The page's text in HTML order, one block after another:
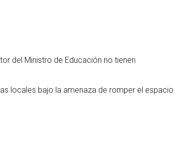
del Ministro de Educación no tienen
locales bajo la amenaza de romper el espacio